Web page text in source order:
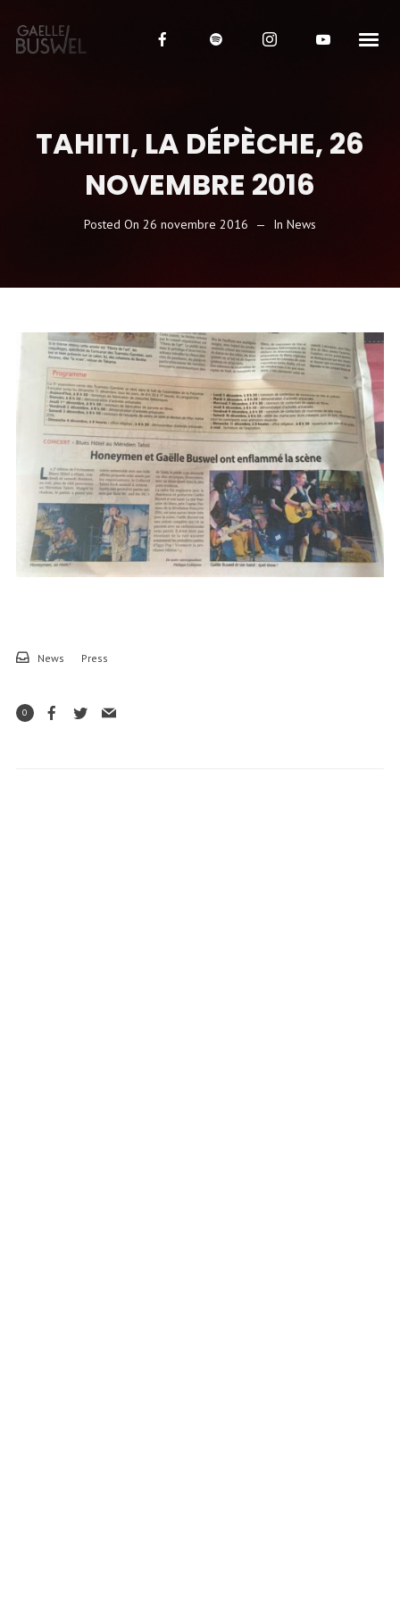
TAHITI, LA DÉPÈCHE, 26
NOVEMBRE 2016
Posted On 26 novembre 2016 In News
News Press
0